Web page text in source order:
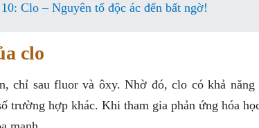
Clo – Nguyên tố độc ác đến bất ngờ!
clo
chỉ sau fluor và ôxy. Nhờ đó, clo có khả năng
trường hợp khác. Khi tham gia phản ứng hóa